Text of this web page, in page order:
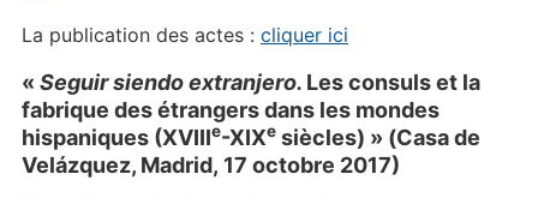
La publication des actes : cliquer ici
« Seguir siendo extranjero. Les consuls et la
fabrique des étrangers dans les mondes
hispaniques (XVIIIe-XIXesiècles) » (Casa de
Velázquez, Madrid, 17 octobre 2017)